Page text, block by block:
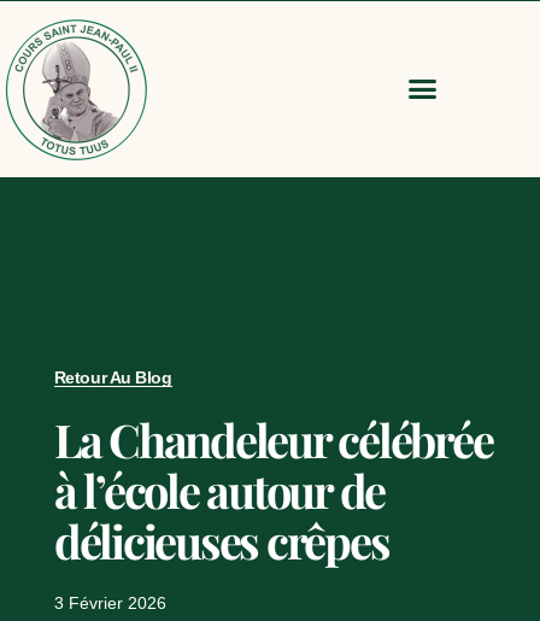
Retour Au Blog
La Chandeleur célébrée
à l’école autour de
délicieuses crêpes
3 Février 2026